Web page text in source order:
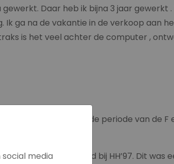
Daar heb ik bijna 3 jaar gewerkt .
Ik ga na de vakantie in de verkoop aan
is het veel achter de computer ,
was of wat later. In de periode van de F
van mijn tijd bij HH’97. Dit was
media